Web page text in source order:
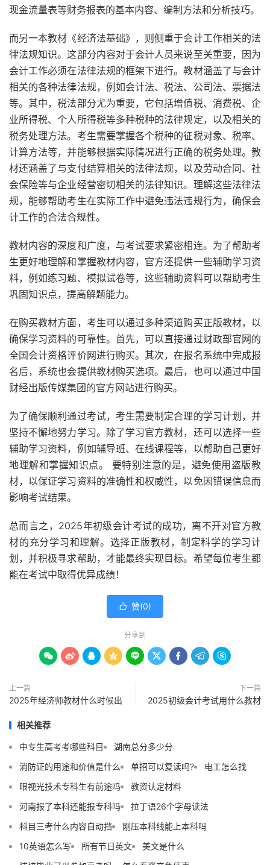
现金流量表等财务报表的基本内容、编制方法和分析技巧。
而另一本教材《经济法基础》，则侧重于会计工作相关的法
律法规知识。这部分内容对于会计人员来说至关重要，因为
会计工作必须在法律法规的框架下进行。教材涵盖了与会计
相关的各种法律法规，例如会计法、税法、公司法、票据法
等。其中，税法部分尤为重要，它包括增值税、消费税、企
业所得税、个人所得税等多种税种的法律规定，以及相关的
税务处理方法。考生需要掌握各个税种的征税对象、税率、
计算方法等，并能够根据实际情况进行正确的税务处理。教
材还涵盖了与支付结算相关的法律法规，以及劳动合同、社
会保险等与企业经营密切相关的法律知识。理解这些法律法
规，能够帮助考生在实际工作中避免违法违规行为，确保会
计工作的合法合规性。
教材内容的深度和广度，与考试要求紧密相连。为了帮助考
生更好地理解和掌握教材内容，官方还提供一些辅助学习资
料，例如练习题、模拟试卷等，这些辅助资料可以帮助考生
巩固知识点，提高解题能力。
在购买教材方面，考生可以通过多种渠道购买正版教材，以
确保学习资料的可靠性。首先，可以直接通过财政部官网的
全国会计资格评价网进行购买。其次，在报名系统中完成报
名后，系统也会提供教材购买选项。最后，也可以通过中国
财经出版传媒集团的官方网站进行购买。
为了确保顺利通过考试，考生需要制定合理的学习计划，并
坚持不懈地努力学习。除了学习官方教材，还可以选择一些
辅助学习资料，例如辅导班、在线课程等，以帮助自己更好
地理解和掌握知识点。 要特别注意的是，避免使用盗版教
材，以保证学习资料的准确性和权威性，以免因错误信息而
影响考试结果。
总而言之，2025年初级会计考试的成功，离不开对官方教
材的充分学习和理解。选择正版教材，制定科学的学习计
划，并积极寻求帮助，才能最终实现目标。希望每位考生都
能在考试中取得优异成绩！
 赞(0)
分享到
        
上一篇
2025年经济师教材什么时候出
下一篇
2025初级会计考试用什么教材
相关推荐
中专生高考考哪些科目
湖南总分多少分
消防证的用途和价值是什么
单招可以复读吗?
电工怎么找
眼视光技术专科生有前途吗
教资认定材料
河南报了本科还能报专科吗
拉丁语26个字母读法
科目三考什么内容自动挡
刚压本科线能上本科吗
10英语怎么写
所有节日英文
美文是什么